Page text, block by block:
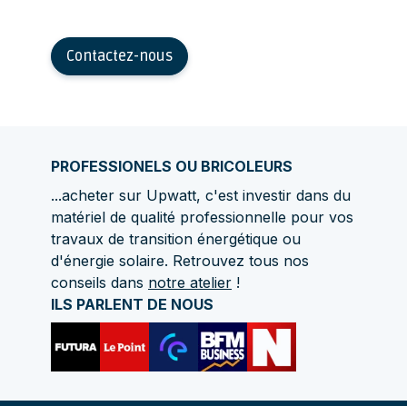
Contactez-nous
PROFESSIONELS OU BRICOLEURS
...acheter sur Upwatt, c'est investir dans du
matériel de qualité professionnelle pour vos
travaux de transition énergétique ou
d'énergie solaire. Retrouvez tous nos
conseils dans notre atelier !
ILS PARLENT DE NOUS